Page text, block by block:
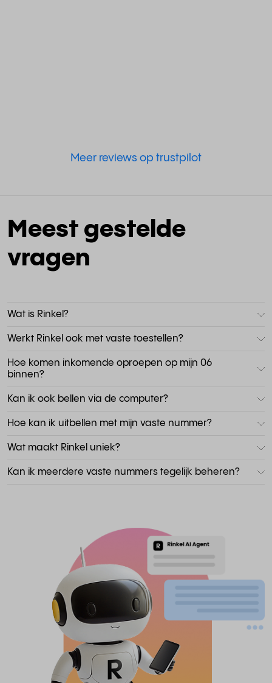
Meer reviews op trustpilot
Meest gestelde
vragen
Wat is Rinkel?
Werkt Rinkel ook met vaste toestellen?
Hoe komen inkomende oproepen op mijn 06
binnen?
Kan ik ook bellen via de computer?
Hoe kan ik uitbellen met mijn vaste nummer?
Wat maakt Rinkel uniek?
Kan ik meerdere vaste nummers tegelijk beheren?